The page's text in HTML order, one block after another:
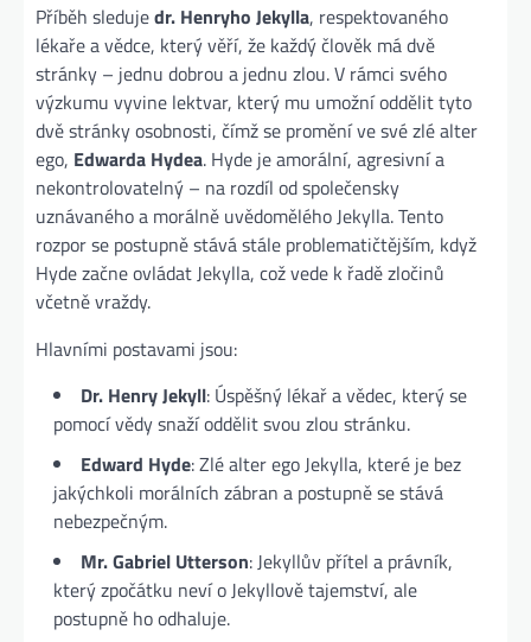
Příběh sledujedr. Henryho Jekylla, respektovaného
lékaře a vědce, který věří, že každý člověk má dvě
stránky – jednu dobrou a jednu zlou. V rámci svého
výzkumu vyvine lektvar, který mu umožní oddělit tyto
dvě stránky osobnosti, čímž se promění ve své zlé alter
ego, Edwarda Hydea. Hyde je amorální, agresivní a
nekontrolovatelný – na rozdíl od společensky
uznávaného a morálně uvědomělého Jekylla. Tento
rozpor se postupně stává stále problematičtějším, když
Hyde začne ovládat Jekylla, což vede k řadě zločinů
včetně vraždy.
Hlavními postavami jsou:
Dr. Henry Jekyll: Úspěšný lékař a vědec, který se
pomocí vědy snaží oddělit svou zlou stránku.
Edward Hyde: Zlé alter ego Jekylla, které je bez
jakýchkoli morálních zábran a postupně se stává
nebezpečným.
Mr. Gabriel Utterson: Jekyllův přítel a právník,
který zpočátku neví o Jekyllově tajemství, ale
postupně ho odhaluje.